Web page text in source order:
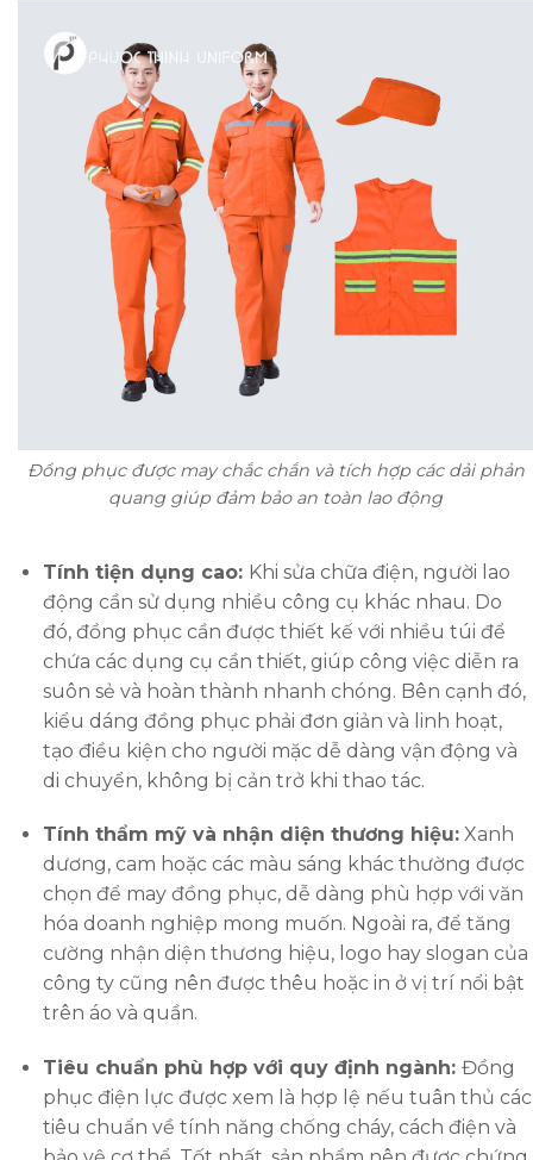
Đồng phục được may chắc chắn và tích hợp các dải phản
quang giúp đảm bảo an toàn lao động
Tính tiện dụng cao: Khi sửa chữa điện, người lao
động cần sử dụng nhiều công cụ khác nhau. Do
đó, đồng phục cần được thiết kế với nhiều túi để
chứa các dụng cụ cần thiết, giúp công việc diễn ra
suôn sẻ và hoàn thành nhanh chóng. Bên cạnh đó,
kiểu dáng đồng phục phải đơn giản và linh hoạt,
tạo điều kiện cho người mặc dễ dàng vận động và
di chuyển, không bị cản trở khi thao tác.
Tính thẩm mỹ và nhận diện thương hiệu:Xanh
dương, cam hoặc các màu sáng khác thường được
chọn để may đồng phục, dễ dàng phù hợp với văn
hóa doanh nghiệp mong muốn. Ngoài ra, để tăng
cường nhận diện thương hiệu, logo hay slogan của
công ty cũng nên được thêu hoặc in ở vị trí nổi bật
trên áo và quần.
Tiêu chuẩn phù hợp với quy định ngành: Đồng
phục điện lực được xem là hợp lệ nếu tuân thủ các
tiêu chuẩn về tính năng chống cháy, cách điện và